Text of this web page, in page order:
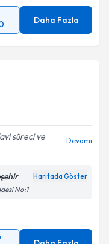
Daha Fazla
süreci ve
Devamı
Haritada Göster
No:1